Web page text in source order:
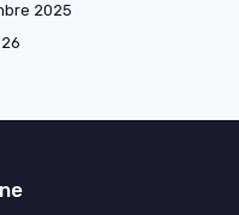
2025